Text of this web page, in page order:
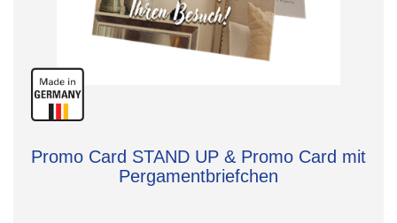
Promo Card STAND UP & Promo Card mit
Pergamentbriefchen